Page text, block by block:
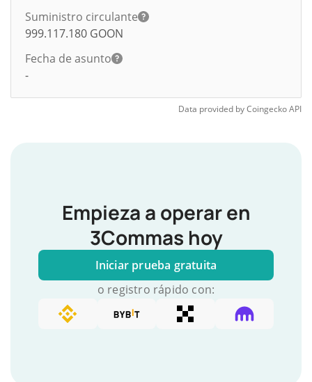
Suministro circulante
999.117.180 GOON
Fecha de asunto
-
Data provided byCoingeckoAPI
Empieza a operar en
3Commas hoy
Iniciar prueba gratuita
o registro rápido con: